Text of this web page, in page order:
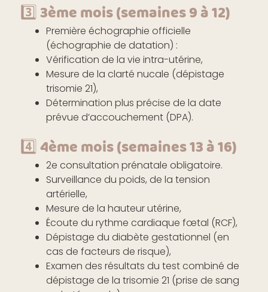
3️⃣ 3ème mois (semaines 9 à 12)
Première échographie officielle
(échographie de datation) :
Vérification de la vie intra-utérine,
Mesure de la clarté nucale (dépistage
trisomie 21),
Détermination plus précise de la date
prévue d’accouchement (DPA).
4️⃣ 4ème mois (semaines 13 à 16)
2e consultation prénatale obligatoire.
Surveillance du poids, de la tension
artérielle,
Mesure de la hauteur utérine,
Écoute du rythme cardiaque fœtal (RCF),
Dépistage du diabète gestationnel (en
cas de facteurs de risque),
Examen des résultats du test combiné de
dépistage de la trisomie 21 (prise de sang